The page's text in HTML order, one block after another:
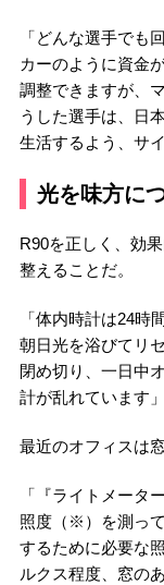
「どんな選手でも
カーのように資金
調整できますが、
うした選手は、日
生活するよう、サ
光を味方に
R90を正しく、効
整えることだ。
「体内時計は24時
朝日光を浴びてリ
閉め切り、一日中
計が乱れています」
最近のオフィスは
「『ライトメータ
照度（※）を測っ
するために必要な
ルクス程度、窓の